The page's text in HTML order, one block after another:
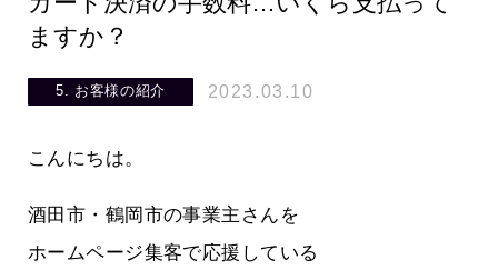
ますか？
5. お客様の紹介 2023.03.10
こんにちは。
酒田市・鶴岡市の事業主さんを
ホームページ集客で応援している
たより利
酒田商工会議所さんへニゴロ通信を持